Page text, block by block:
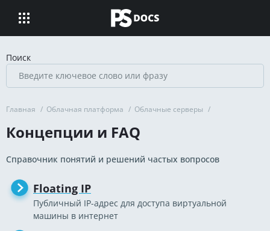
Поиск
Главная / Облачная платформа / Облачные серверы /
Концепции и FAQ
Справочник понятий и решений частых вопросов
Floating IP
Публичный IP-адрес для доступа виртуальной
машины в интернет